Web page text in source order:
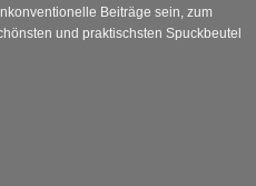
Beiträge sein, zum
und praktischsten Spuckbeutel